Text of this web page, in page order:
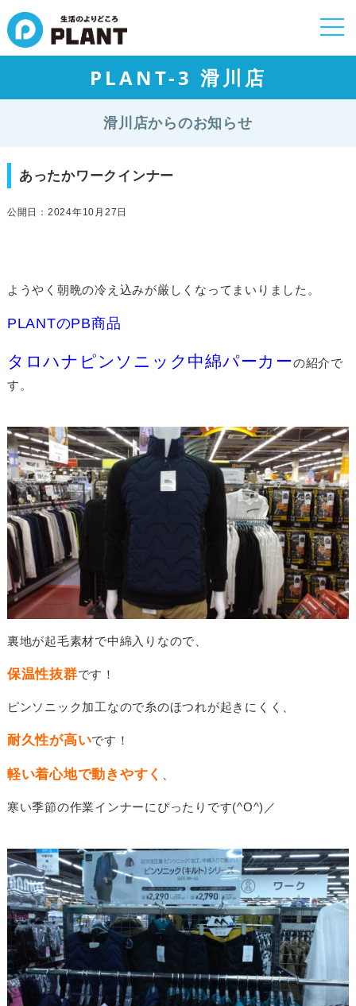
PLANT-3 滑川店
滑川店からのお知らせ
あったかワークインナー
公開日：2024年10月27日
ようやく朝晩の冷え込みが厳しくなってまいりました。
PLANTのPB商品
タロハナピンソニック中綿パーカーの紹介で
す。
裏地が起毛素材で中綿入りなので、
保温性抜群です！
ピンソニック加工なので糸のほつれが起きにくく、
耐久性が高いです！
軽い着心地で動きやすく
寒い季節の作業インナーにぴったりです(^O^)／